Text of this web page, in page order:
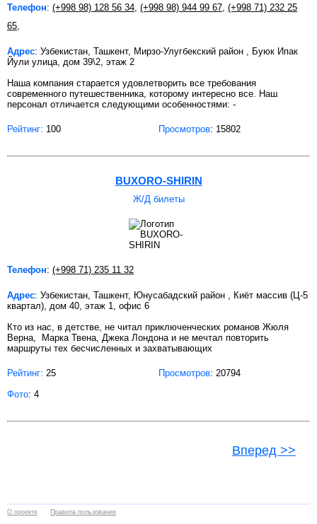
Телефон: (+998 98) 128 56 34 (+998 98) 944 99 67 (+998 71) 232 25
65
Адрес: Узбекистан, Ташкент, Мирзо-Улугбекский район , Буюк Ипак
Йули улица, дом 39\2, этаж 2
Наша компания старается удовлетворить все требования
современного путешественника, которому интересно все. Наш
персонал отличается следующими особенностями: -
Рейтинг: 100 Просмотров: 15802
BUХORO-SHIRIN
Ж/Д билеты
Телефон: (+998 71) 235 11 32
Адрес: Узбекистан, Ташкент, Юнусабадский район , Киёт массив (Ц-5
квартал), дом 40, этаж 1, офис 6
Кто из нас, в детстве, не читал приключенческих романов Жюля
Верна, Марка Твена, Джека Лондона и не мечтал повторить
маршруты тех бесчисленных и захватывающих
Рейтинг: 25 Просмотров: 20794
Фото: 4
Вперед >>
О проекте Правила пользования